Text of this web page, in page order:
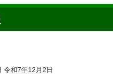
和7年12月2日